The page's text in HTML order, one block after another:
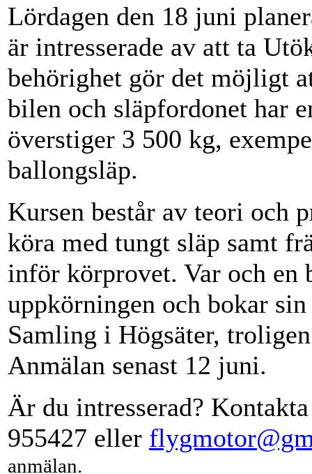
Lördagen den 18 juni
är intresserade av att ta
behörighet gör det möjligt
bilen och släpfordonet har
överstiger 3 500 kg,
ballongsläp.
Kursen består av teori och
köra med tungt släp samt
inför körprovet. Var och en
uppkörningen och bokar
Samling i Högsäter,
Anmälan senast 12 juni.
Är du intresserad?
955427 eller
anmälan.